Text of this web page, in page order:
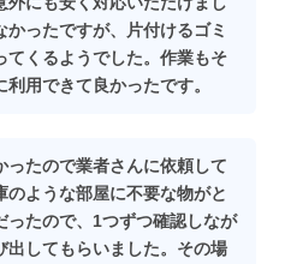
ったですが、片付けるゴミ
てくるようでした。作業もそ
用できて良かったです。
たので業者さんに依頼して
ような部屋に不要な物がと
ったので、1つずつ確認しなが
出してもらいました。その場